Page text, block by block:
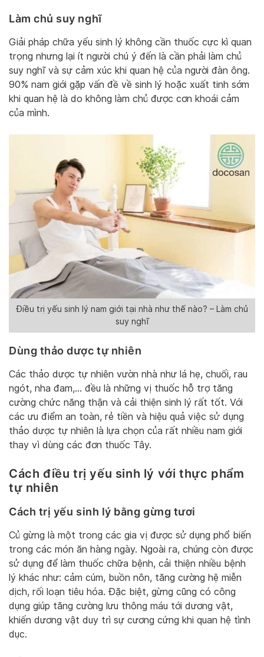
Làm chủ suy nghĩ
Giải pháp chữa yếu sinh lý không cần thuốc cực kì quan
trọng nhưng lại ít người chú ý đến là cần phải làm chủ
suy nghĩ và sự cảm xúc khi quan hệ của người đàn ông.
90% nam giới gặp vấn đề về sinh lý hoặc xuất tinh sớm
khi quan hệ là do không làm chủ được cơn khoái cảm
của mình.
Điều trị yếu sinh lý nam giới tại nhà như thế nào? – Làm chủ
suy nghĩ
Dùng thảo dược tự nhiên
Các thảo dược tự nhiên vườn nhà như lá hẹ, chuối, rau
ngót, nha đam,… đều là những vị thuốc hỗ trợ tăng
cường chức năng thận và cải thiện sinh lý rất tốt. Với
các ưu điểm an toàn, rẻ tiền và hiệu quả việc sử dụng
thảo dược tự nhiên là lựa chọn của rất nhiều nam giới
thay vì dùng các đơn thuốc Tây.
Cách điều trị yếu sinh lý với thực phẩm
tự nhiên
Cách trị yếu sinh lý bằng gừng tươi
Củ gừng là một trong các gia vị được sử dụng phổ biến
trong các món ăn hàng ngày. Ngoài ra, chúng còn được
sử dụng để làm thuốc chữa bệnh, cải thiện nhiều bệnh
lý khác như: cảm cúm, buồn nôn, tăng cường hệ miễn
dịch, rối loạn tiêu hóa. Đặc biệt, gừng cũng có công
dụng giúp tăng cường lưu thông máu tới dương vật,
khiến dương vật duy trì sự cương cứng khi quan hệ tình
dục.